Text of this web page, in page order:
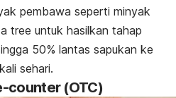
pembawa seperti minyak
tree untuk hasilkan tahap
50% lantas sapukan ke
sehari.
counter(OTC)